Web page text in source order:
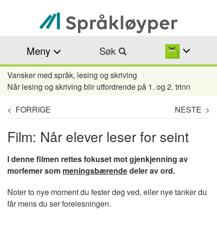
hovedinnhold
Meny Søk
Navigasjonssti
Vansker med språk, lesing og skriving
Når lesing og skriving blir utfordrende på 1. og 2. trinn
< FORRIGE NESTE >
Film: Når elever leser for seint
I denne filmen rettes fokuset mot gjenkjenning av
morfemer som meningsbærendedeler av ord.
Noter to nye moment du fester deg ved, eller nye tanker du
får mens du ser forelesningen.